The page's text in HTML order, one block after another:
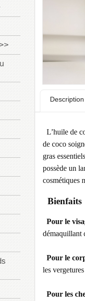
Description
L’huile de
de coco
gras
possède un
cosmétiques
Bienfaits
Pour le
démaquillant
Pour le
les
Pour les